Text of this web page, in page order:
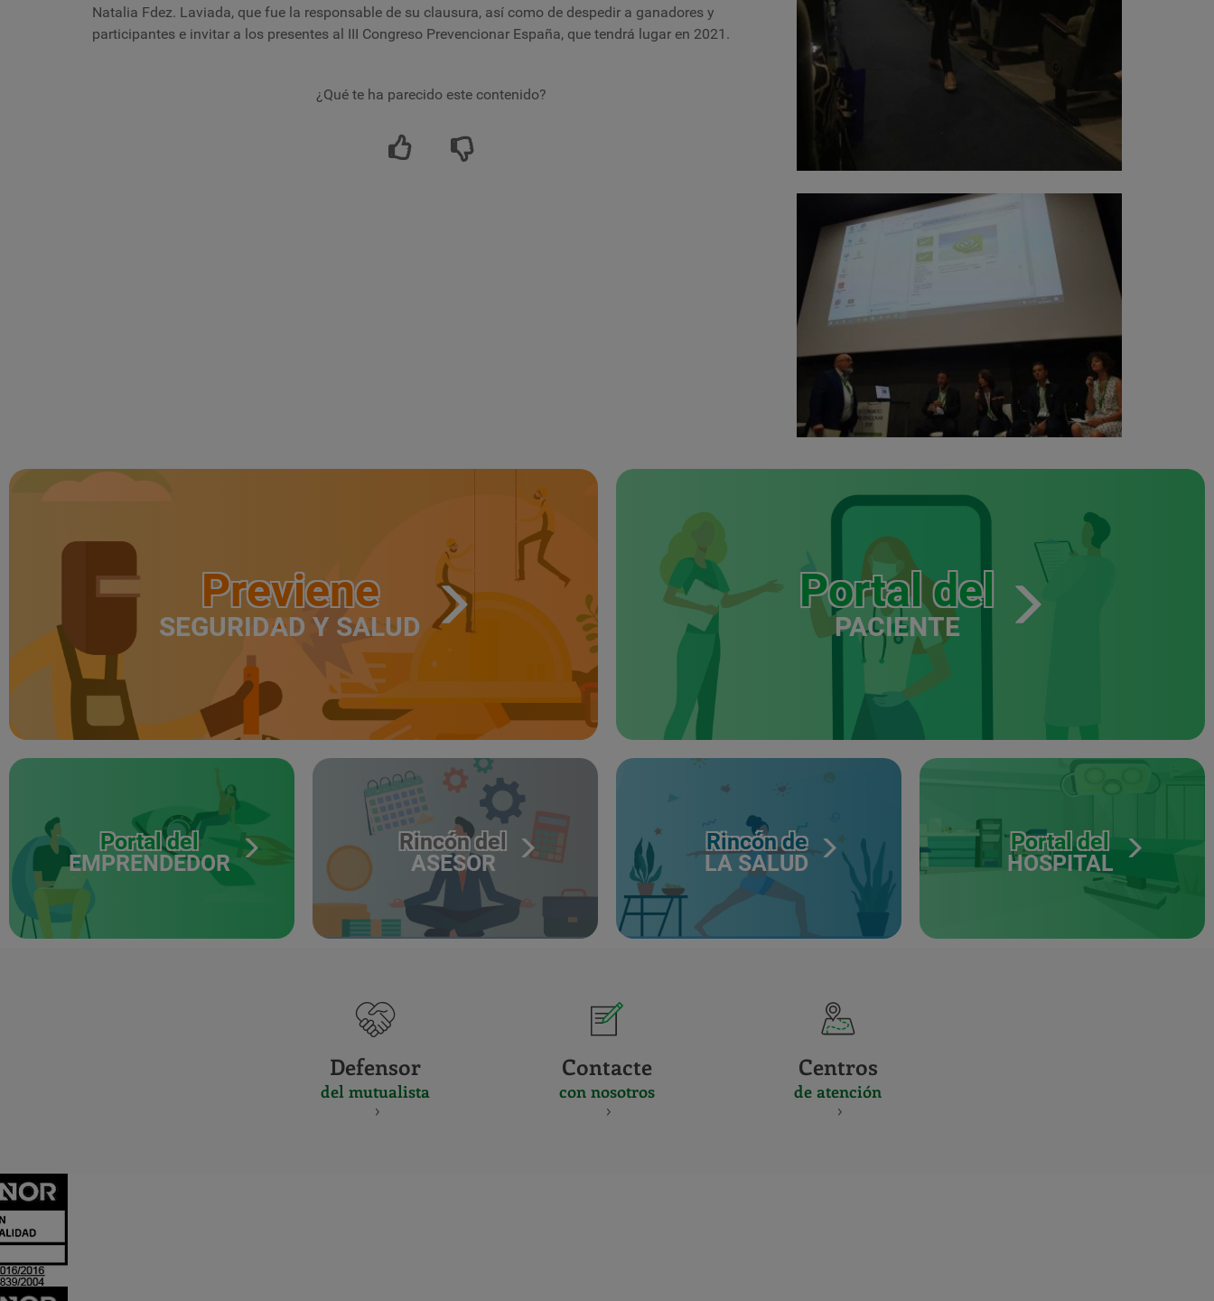
Natalia Fdez. Laviada, que fue la responsable de su clausura, así como de despedir a ganadores y
participantes e invitar a los presentes al III Congreso Prevencionar España, que tendrá lugar en 2021.
¿Qué te ha parecido este contenido?
Previene
SEGURIDAD Y SALUD
Portal del
PACIENTE
Portal del
EMPRENDEDOR
Rincón del
ASESOR
Rincón de
LA SALUD
Portal del
HOSPITAL
Defensor
del mutualista
Contacte
con nosotros
Centros
de atención